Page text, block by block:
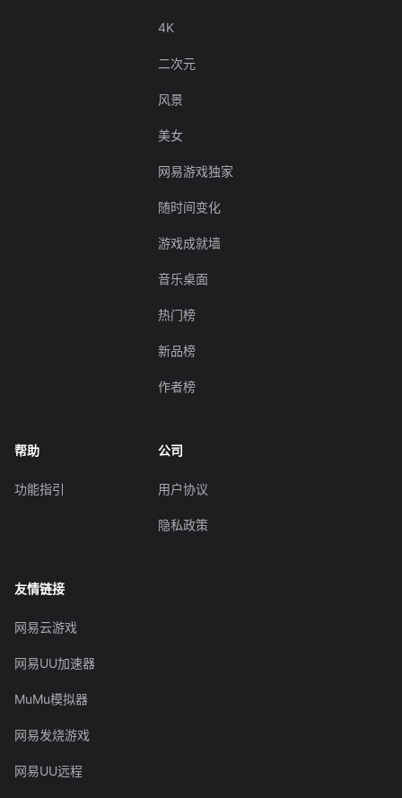
4K
二次元
风景
美女
网易游戏独家
随时间变化
游戏成就墙
音乐桌面
热门榜
新品榜
作者榜
帮助
功能指引
公司
用户协议
隐私政策
友情链接
网易云游戏
网易UU加速器
MuMu模拟器
网易发烧游戏
网易UU远程